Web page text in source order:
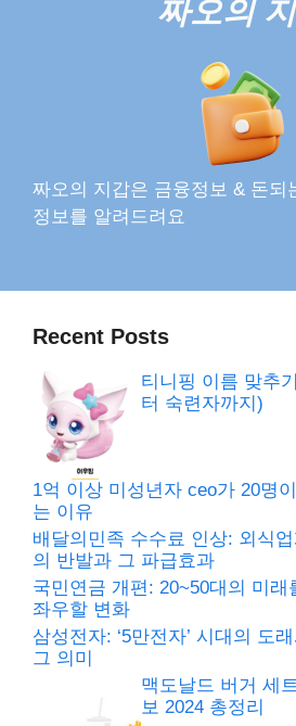
짜오의
짜오의 지갑은 금융정보 & 돈되
정보를 알려드려요
Recent Posts
티니핑 이름 맞추
터 숙련자까지)
1억 이상 미성년자 ceo가 20명
는 이유
배달의민족 수수료 인상: 외식업
의 반발과 그 파급효과
국민연금 개편: 20~50대의 미래
좌우할 변화
삼성전자: ‘5만전자’ 시대의 도
그 의미
맥도날드 버거 세
보 2024 총정리